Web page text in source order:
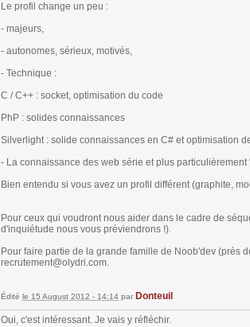
Le profil change un peu :
- majeurs,
- autonomes, sérieux, motivés,
- Technique :
C / C++ : socket, optimisation du code
PhP : solides connaissances
Silverlight : solide connaissances en C# et optimisation
- La connaissance des web série et plus
Bien entendu si vous avez un profil différent (graphite,
Pour ceux qui voudront nous aider dans le cadre de
d'inquiétude nous vous préviendrons !).
Pour faire partie de la grande famille de Noob'dev (près
recrutement@olydri.com.
Édité le 15 August 2012 - 14:14 par Donteuil
Oui, c'est intéressant. Je vais y réfléchir.